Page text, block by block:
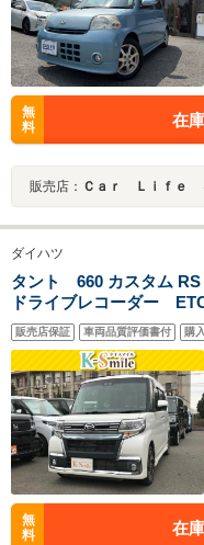
無
料
在
販売店： Ｃａｒ Ｌｉｆｅ
ダイハツ
タント 660 カスタム
ドライブレコーダー
ライドドア TV 衝突被
クハイビーム オートラ
ドリングストップ スマー
販売店保証 車両品質評価書付 購
無
料
在